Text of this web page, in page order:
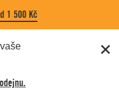
1 500 Kč